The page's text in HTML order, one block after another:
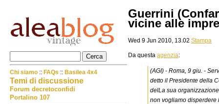
Guerrini
vicine alle
Wed 9 Jun 2010, 13.02 Stampa
Da questa agenzia:
(AGI) - Roma, 9 giu. -
detto il Presidente della
delLa sua
non vogliamo disperdere
Chi siamo :: FAQs :: Basilea 4x4
Temi di discussione
Forum decretoconfidi
Portalino 107